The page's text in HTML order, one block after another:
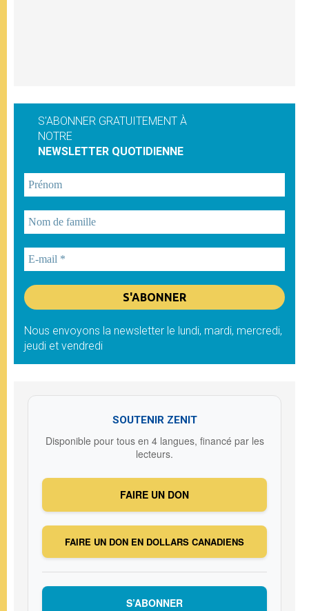
S'ABONNER GRATUITEMENT À
NOTRE
NEWSLETTER QUOTIDIENNE
Nous envoyons la newsletter le lundi, mardi, mercredi,
jeudi et vendredi
SOUTENIR ZENIT
Disponible pour tous en 4 langues, financé par les
lecteurs.
FAIRE UN DON
FAIRE UN DON EN DOLLARS CANADIENS
S’ABONNER